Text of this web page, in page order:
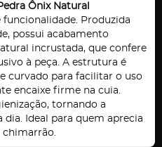
Ônix Natural
funcionalidade. Produzida
possui acabamento
incrustada, que confere
à peça. A estrutura é
curvado para facilitar o uso
encaixe firme na cuia.
tornando a
Ideal para quem aprecia
chimarrão.